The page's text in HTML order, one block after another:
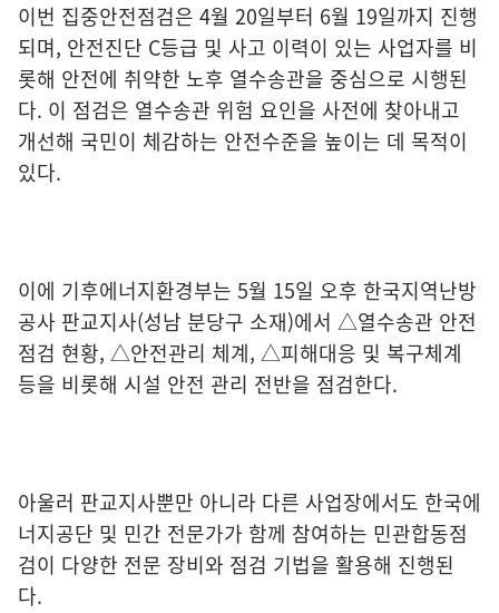
이번 집중안전점검은 4월 20일부터 6월 19일까지 진행
되며, 안전진단 C등급 및 사고 이력이 있는 사업자를 비
롯해 안전에 취약한 노후 열수송관을 중심으로 시행된
다. 이 점검은 열수송관 위험 요인을 사전에 찾아내고
개선해 국민이 체감하는 안전수준을 높이는 데 목적이
있다.
이에 기후에너지환경부는 5월 15일 오후 한국지역난방
공사 판교지사(성남 분당구 소재)에서 △열수송관 안전
점검 현황, △안전관리 체계, △피해대응 및 복구체계
등을 비롯해 시설 안전 관리 전반을 점검한다.
아울러 판교지사뿐만 아니라 다른 사업장에서도 한국에
너지공단 및 민간 전문가가 함께 참여하는 민관합동점
검이 다양한 전문 장비와 점검 기법을 활용해 진행된
다.